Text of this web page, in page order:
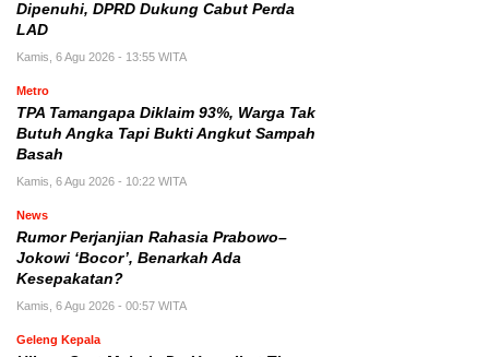
Dipenuhi, DPRD Dukung Cabut Perda
LAD
Kamis, 6 Agu 2026 - 13:55 WITA
Metro
TPA Tamangapa Diklaim 93%, Warga Tak
Butuh Angka Tapi Bukti Angkut Sampah
Basah
Kamis, 6 Agu 2026 - 10:22 WITA
News
Rumor Perjanjian Rahasia Prabowo–
Jokowi ‘Bocor’, Benarkah Ada
Kesepakatan?
Kamis, 6 Agu 2026 - 00:57 WITA
Geleng Kepala